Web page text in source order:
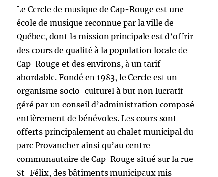
Le Cercle de musique de Cap-Rouge est une
école de musique reconnue par la ville de
Québec, dont la mission principale est d’offrir
des cours de qualité à la population locale de
Cap-Rouge et des environs, à un tarif
abordable. Fondé en 1983, le Cercle est un
organisme socio-culturel à but non lucratif
géré par un conseil d’administration composé
entièrement de bénévoles. Les cours sont
offerts principalement au chalet municipal du
parc Provancher ainsi qu’au centre
communautaire de Cap-Rouge situé sur la rue
St-Félix, des bâtiments municipaux mis